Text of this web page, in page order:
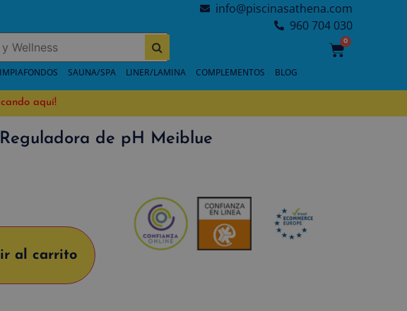
info@piscinasathena.com
960 704 030
0
SAUNA/SPA LINER/LAMINA COMPLEMENTOS BLOG
aquí!
de pH Meiblue
al carrito